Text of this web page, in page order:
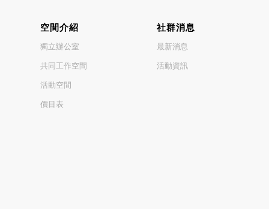
空間介紹
獨立辦公室
共同工作空間
活動空間
價目表
社群消息
最新消息
活動資訊